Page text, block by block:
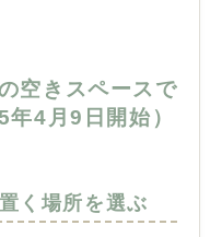
空きスペースで
4月9日開始）
く場所を選ぶ